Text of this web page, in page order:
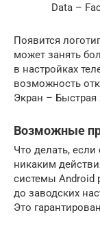
Data –
Появится
может занять
в настройках
возможность
Экран – Быстрая
Возможные
Что делать,
никаким
системы Android
до заводских
Это